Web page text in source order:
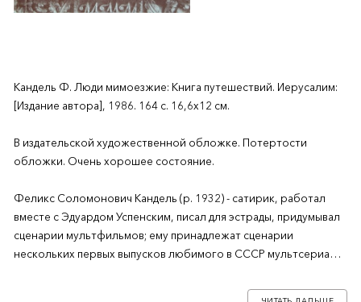
Кандель Ф. Люди мимоезжие: Книга путешествий. Иерусалим:
[Издание автора], 1986. 164 с. 16,6х12 см.
В издательской художественной обложке. Потертости
обложки. Очень хорошее состояние.
Феликс Соломонович Кандель (р. 1932) - сатирик, работал
вместе с Эдуардом Успенским, писал для эстрады, придумывал
сценарии мультфильмов; ему принадлежат сценарии
нескольких первых выпусков любимого в СССР мультсериала
появилась как публикация в «Континенте», ведущем журнале